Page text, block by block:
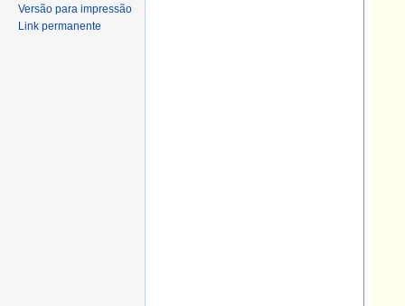
Versão para impressão
Link permanente